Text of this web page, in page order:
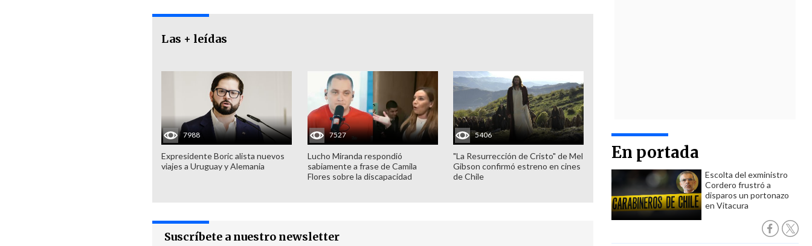
En portada
Escolta del exministro
Cordero frustró a
disparos un portonazo
en Vitacura
Las + leídas
7988
Expresidente Boric alista nuevos
viajes a Uruguay y Alemania
7527
Lucho Miranda respondió
sabiamente a frase de Camila
Flores sobre la discapacidad
5406
"La Resurrección de Cristo" de Mel
Gibson confirmó estreno en cines
de Chile
Suscríbete a nuestro newsletter